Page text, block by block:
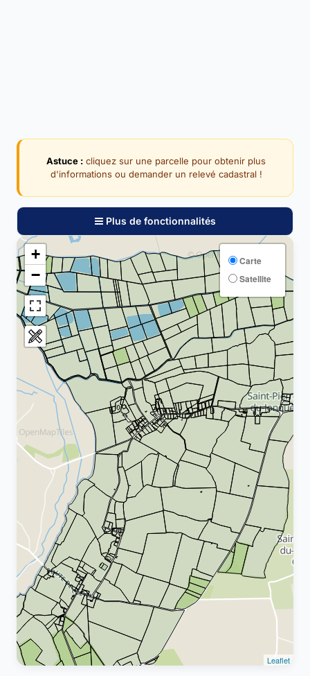
Astuce : cliquez sur une parcelle pour obtenir plus
d'informations ou demander un relevé cadastral !
Plus de fonctionnalités
+
−
Carte
Satellite
Leaflet